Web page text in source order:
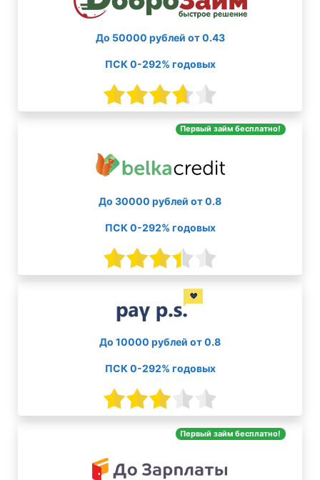
До 50000 рублей от 0.43
ПСК 0-292% годовых
Первый займ бесплатно!
До 30000 рублей от 0.8
ПСК 0-292% годовых
До 10000 рублей от 0.8
ПСК 0-292% годовых
Первый займ бесплатно!